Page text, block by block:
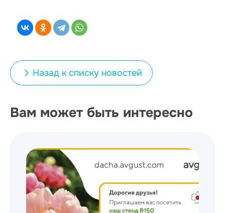
Назад к списку новостей
Вам может быть интересно